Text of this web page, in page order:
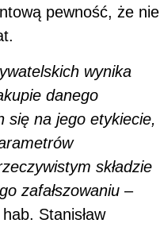
pewność, że nie
wynika
danego
się na jego etykiecie,
składzie
zafałszowaniu –
Stanisław